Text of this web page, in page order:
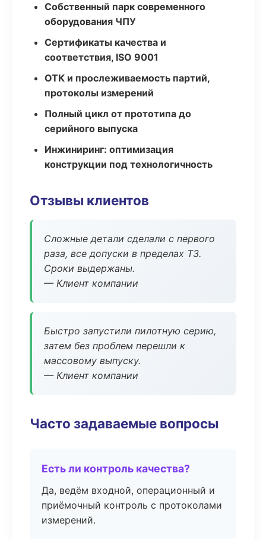
Собственный парк современного
оборудования ЧПУ
Сертификаты качества и
соответствия, ISO 9001
ОТК и прослеживаемость партий,
протоколы измерений
Полный цикл от прототипа до
серийного выпуска
Инжиниринг: оптимизация
конструкции под технологичность
Отзывы клиентов
Сложные детали сделали с первого
раза, все допуски в пределах ТЗ.
Сроки выдержаны.
— Клиент компании
Быстро запустили пилотную серию,
затем без проблем перешли к
массовому выпуску.
— Клиент компании
Часто задаваемые вопросы
Есть ли контроль качества?
Да, ведём входной, операционный и
приёмочный контроль с протоколами
измерений.